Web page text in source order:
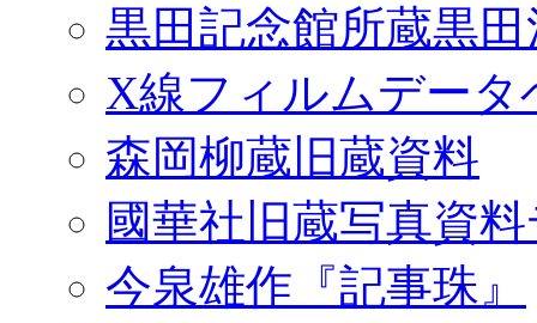
黒田記念館所蔵黒
X線フィルムデータ
森岡柳蔵旧蔵資料
國華社旧蔵写真資
今泉雄作『記事珠』